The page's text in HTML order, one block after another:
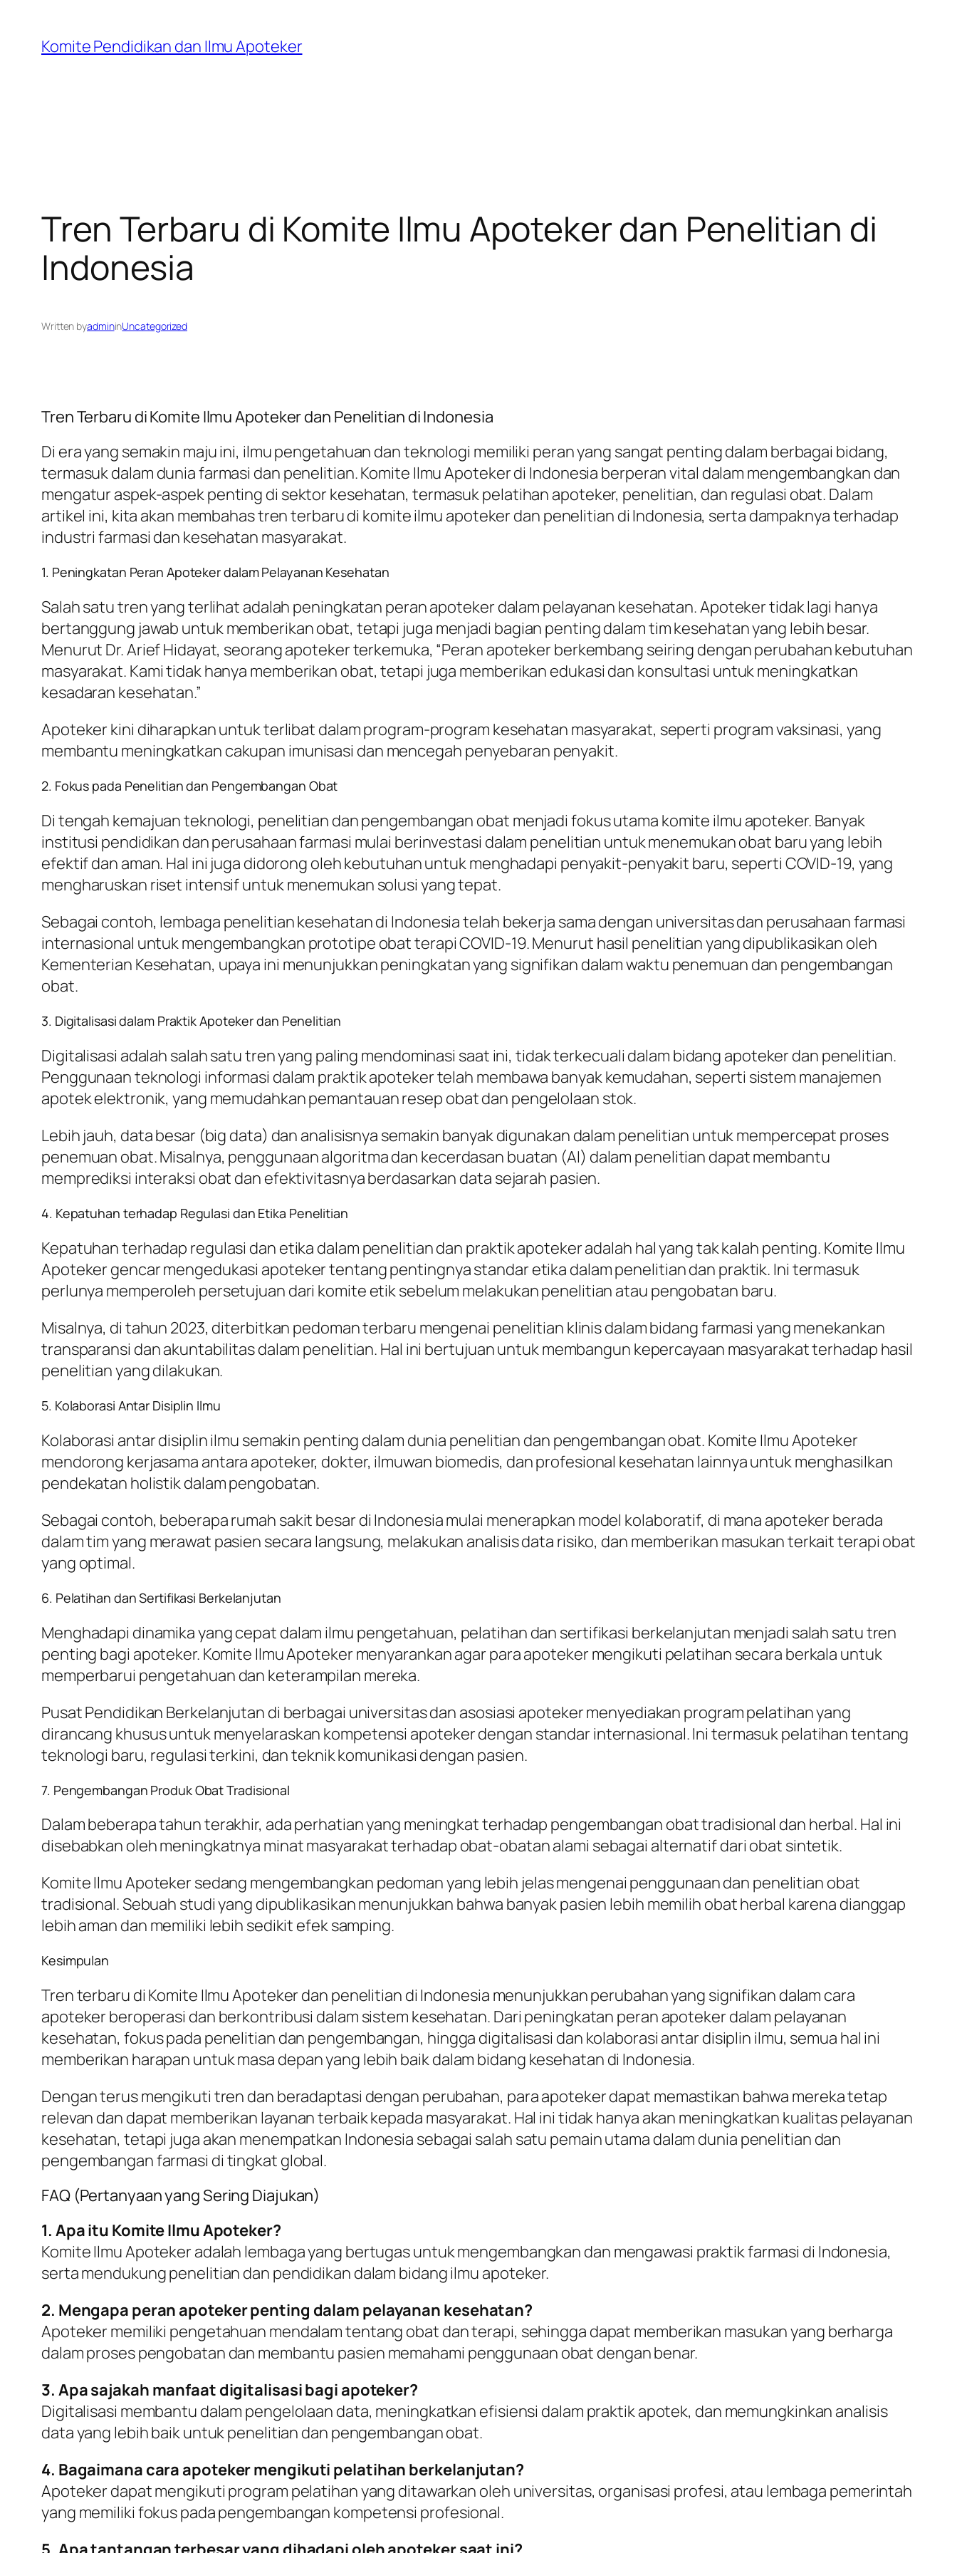
content
Komite Pendidikan dan Ilmu Apoteker
Tren Terbaru di Komite Ilmu Apoteker dan Penelitian di
Indonesia
Written byadmininUncategorized
Tren Terbaru di Komite Ilmu Apoteker dan Penelitian di Indonesia
Di era yang semakin maju ini, ilmu pengetahuan dan teknologi memiliki peran yang sangat penting dalam berbagai bidang,
termasuk dalam dunia farmasi dan penelitian. Komite Ilmu Apoteker di Indonesia berperan vital dalam mengembangkan dan
mengatur aspek-aspek penting di sektor kesehatan, termasuk pelatihan apoteker, penelitian, dan regulasi obat. Dalam
artikel ini, kita akan membahas tren terbaru di komite ilmu apoteker dan penelitian di Indonesia, serta dampaknya terhadap
industri farmasi dan kesehatan masyarakat.
1. Peningkatan Peran Apoteker dalam Pelayanan Kesehatan
Salah satu tren yang terlihat adalah peningkatan peran apoteker dalam pelayanan kesehatan. Apoteker tidak lagi hanya
bertanggung jawab untuk memberikan obat, tetapi juga menjadi bagian penting dalam tim kesehatan yang lebih besar.
Menurut Dr. Arief Hidayat, seorang apoteker terkemuka, “Peran apoteker berkembang seiring dengan perubahan kebutuhan
masyarakat. Kami tidak hanya memberikan obat, tetapi juga memberikan edukasi dan konsultasi untuk meningkatkan
kesadaran kesehatan.”
Apoteker kini diharapkan untuk terlibat dalam program-program kesehatan masyarakat, seperti program vaksinasi, yang
membantu meningkatkan cakupan imunisasi dan mencegah penyebaran penyakit.
2. Fokus pada Penelitian dan Pengembangan Obat
Di tengah kemajuan teknologi, penelitian dan pengembangan obat menjadi fokus utama komite ilmu apoteker. Banyak
institusi pendidikan dan perusahaan farmasi mulai berinvestasi dalam penelitian untuk menemukan obat baru yang lebih
efektif dan aman. Hal ini juga didorong oleh kebutuhan untuk menghadapi penyakit-penyakit baru, seperti COVID-19, yang
mengharuskan riset intensif untuk menemukan solusi yang tepat.
Sebagai contoh, lembaga penelitian kesehatan di Indonesia telah bekerja sama dengan universitas dan perusahaan farmasi
internasional untuk mengembangkan prototipe obat terapi COVID-19. Menurut hasil penelitian yang dipublikasikan oleh
Kementerian Kesehatan, upaya ini menunjukkan peningkatan yang signifikan dalam waktu penemuan dan pengembangan
obat.
3. Digitalisasi dalam Praktik Apoteker dan Penelitian
Digitalisasi adalah salah satu tren yang paling mendominasi saat ini, tidak terkecuali dalam bidang apoteker dan penelitian.
Penggunaan teknologi informasi dalam praktik apoteker telah membawa banyak kemudahan, seperti sistem manajemen
apotek elektronik, yang memudahkan pemantauan resep obat dan pengelolaan stok.
Lebih jauh, data besar (big data) dan analisisnya semakin banyak digunakan dalam penelitian untuk mempercepat proses
penemuan obat. Misalnya, penggunaan algoritma dan kecerdasan buatan (AI) dalam penelitian dapat membantu
memprediksi interaksi obat dan efektivitasnya berdasarkan data sejarah pasien.
4. Kepatuhan terhadap Regulasi dan Etika Penelitian
Kepatuhan terhadap regulasi dan etika dalam penelitian dan praktik apoteker adalah hal yang tak kalah penting. Komite Ilmu
Apoteker gencar mengedukasi apoteker tentang pentingnya standar etika dalam penelitian dan praktik. Ini termasuk
perlunya memperoleh persetujuan dari komite etik sebelum melakukan penelitian atau pengobatan baru.
Misalnya, di tahun 2023, diterbitkan pedoman terbaru mengenai penelitian klinis dalam bidang farmasi yang menekankan
transparansi dan akuntabilitas dalam penelitian. Hal ini bertujuan untuk membangun kepercayaan masyarakat terhadap hasil
penelitian yang dilakukan.
5. Kolaborasi Antar Disiplin Ilmu
Kolaborasi antar disiplin ilmu semakin penting dalam dunia penelitian dan pengembangan obat. Komite Ilmu Apoteker
mendorong kerjasama antara apoteker, dokter, ilmuwan biomedis, dan profesional kesehatan lainnya untuk menghasilkan
pendekatan holistik dalam pengobatan.
Sebagai contoh, beberapa rumah sakit besar di Indonesia mulai menerapkan model kolaboratif, di mana apoteker berada
dalam tim yang merawat pasien secara langsung, melakukan analisis data risiko, dan memberikan masukan terkait terapi obat
yang optimal.
6. Pelatihan dan Sertifikasi Berkelanjutan
Menghadapi dinamika yang cepat dalam ilmu pengetahuan, pelatihan dan sertifikasi berkelanjutan menjadi salah satu tren
penting bagi apoteker. Komite Ilmu Apoteker menyarankan agar para apoteker mengikuti pelatihan secara berkala untuk
memperbarui pengetahuan dan keterampilan mereka.
Pusat Pendidikan Berkelanjutan di berbagai universitas dan asosiasi apoteker menyediakan program pelatihan yang
dirancang khusus untuk menyelaraskan kompetensi apoteker dengan standar internasional. Ini termasuk pelatihan tentang
teknologi baru, regulasi terkini, dan teknik komunikasi dengan pasien.
7. Pengembangan Produk Obat Tradisional
Dalam beberapa tahun terakhir, ada perhatian yang meningkat terhadap pengembangan obat tradisional dan herbal. Hal ini
disebabkan oleh meningkatnya minat masyarakat terhadap obat-obatan alami sebagai alternatif dari obat sintetik.
Komite Ilmu Apoteker sedang mengembangkan pedoman yang lebih jelas mengenai penggunaan dan penelitian obat
tradisional. Sebuah studi yang dipublikasikan menunjukkan bahwa banyak pasien lebih memilih obat herbal karena dianggap
lebih aman dan memiliki lebih sedikit efek samping.
Kesimpulan
Tren terbaru di Komite Ilmu Apoteker dan penelitian di Indonesia menunjukkan perubahan yang signifikan dalam cara
apoteker beroperasi dan berkontribusi dalam sistem kesehatan. Dari peningkatan peran apoteker dalam pelayanan
kesehatan, fokus pada penelitian dan pengembangan, hingga digitalisasi dan kolaborasi antar disiplin ilmu, semua hal ini
memberikan harapan untuk masa depan yang lebih baik dalam bidang kesehatan di Indonesia.
Dengan terus mengikuti tren dan beradaptasi dengan perubahan, para apoteker dapat memastikan bahwa mereka tetap
relevan dan dapat memberikan layanan terbaik kepada masyarakat. Hal ini tidak hanya akan meningkatkan kualitas pelayanan
kesehatan, tetapi juga akan menempatkan Indonesia sebagai salah satu pemain utama dalam dunia penelitian dan
pengembangan farmasi di tingkat global.
FAQ (Pertanyaan yang Sering Diajukan)
1. Apa itu Komite Ilmu Apoteker?
Komite Ilmu Apoteker adalah lembaga yang bertugas untuk mengembangkan dan mengawasi praktik farmasi di Indonesia,
serta mendukung penelitian dan pendidikan dalam bidang ilmu apoteker.
2. Mengapa peran apoteker penting dalam pelayanan kesehatan?
Apoteker memiliki pengetahuan mendalam tentang obat dan terapi, sehingga dapat memberikan masukan yang berharga
dalam proses pengobatan dan membantu pasien memahami penggunaan obat dengan benar.
3. Apa sajakah manfaat digitalisasi bagi apoteker?
Digitalisasi membantu dalam pengelolaan data, meningkatkan efisiensi dalam praktik apotek, dan memungkinkan analisis
data yang lebih baik untuk penelitian dan pengembangan obat.
4. Bagaimana cara apoteker mengikuti pelatihan berkelanjutan?
Apoteker dapat mengikuti program pelatihan yang ditawarkan oleh universitas, organisasi profesi, atau lembaga pemerintah
yang memiliki fokus pada pengembangan kompetensi profesional.